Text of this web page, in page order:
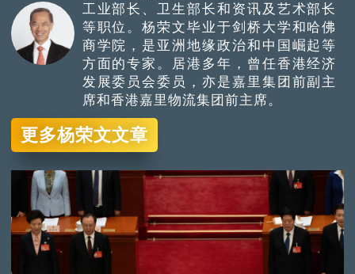
工业部长、卫生部长和资讯及艺术部长
等职位。杨荣文毕业于剑桥大学和哈佛
商学院，是亚洲地缘政治和中国崛起等
方面的专家。居港多年，曾任香港经济
发展委员会委员，亦是嘉里集团前副主
席和香港嘉里物流集团前主席。
更多杨荣文文章